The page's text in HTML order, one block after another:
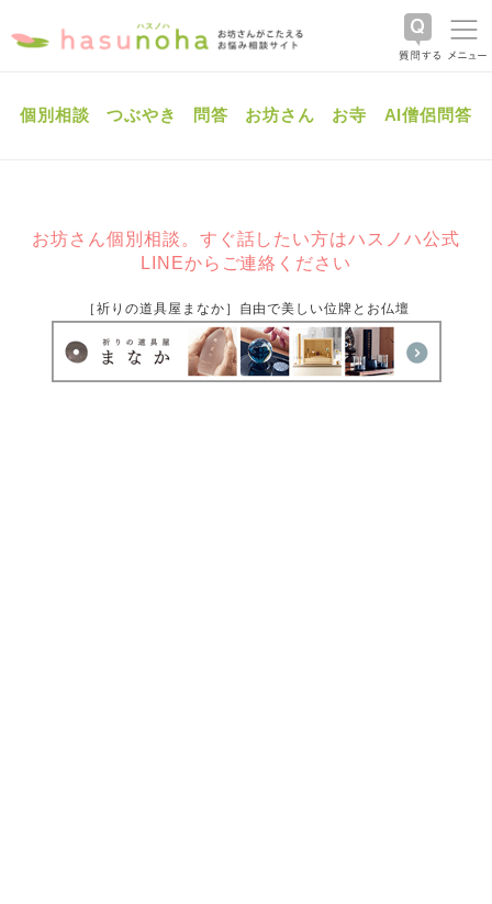
個別相談 つぶやき 問答 お坊さん お寺 AI僧侶問答
お坊さん個別相談。すぐ話したい方はハスノハ公式
LINEからご連絡ください
［祈りの道具屋まなか］自由で美しい位牌とお仏壇